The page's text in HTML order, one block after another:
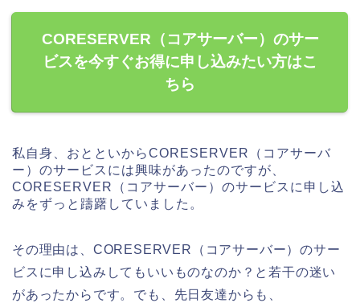
CORESERVER（コアサーバー）のサー
ビスを今すぐお得に申し込みたい方はこ
ちら
私自身、おとといからCORESERVER（コアサーバ
ー）のサービスには興味があったのですが、
CORESERVER（コアサーバー）のサービスに申し込
みをずっと躊躇していました。
その理由は、CORESERVER（コアサーバー）のサー
ビスに申し込みしてもいいものなのか？と若干の迷い
があったからです。でも、先日友達からも、